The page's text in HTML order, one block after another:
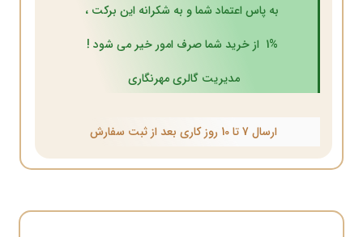
به پاس اعتماد شما و به شکرانه این برکت ،
1% از خرید شما صرف امور خیر می شود !
مدیریت گالری مهرنگاری
ارسال 7 تا 10 روز کاری بعد از ثبت سفارش